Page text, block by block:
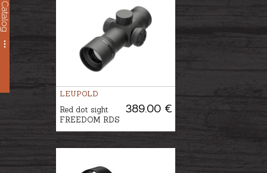
Catalog
LEUPOLD
389.00 €
Red dot sight
FREEDOM RDS